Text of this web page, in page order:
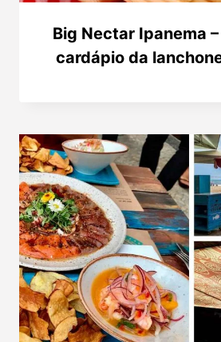
Big Nectar Ipanema
cardápio da